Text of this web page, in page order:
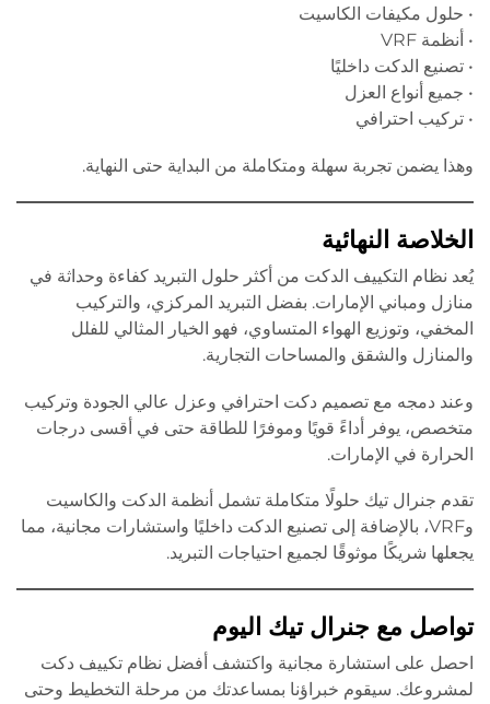
• حلول مكيفات الكاسيت
• أنظمة VRF
• تصنيع الدكت داخليًا
• جميع أنواع العزل
• تركيب احترافي
وهذا يضمن تجربة سهلة ومتكاملة من البداية حتى النهاية.
الخلاصة النهائية
يُعد نظام التكييف الدكت من أكثر حلول التبريد كفاءة وحداثة في
منازل ومباني الإمارات. بفضل التبريد المركزي، والتركيب
المخفي، وتوزيع الهواء المتساوي، فهو الخيار المثالي للفلل
والمنازل والشقق والمساحات التجارية.
وعند دمجه مع تصميم دكت احترافي وعزل عالي الجودة وتركيب
متخصص، يوفر أداءً قويًا وموفرًا للطاقة حتى في أقسى درجات
الحرارة في الإمارات.
تقدم جنرال تيك حلولًا متكاملة تشمل أنظمة الدكت والكاسيت
وVRF، بالإضافة إلى تصنيع الدكت داخليًا واستشارات مجانية، مما
يجعلها شريكًا موثوقًا لجميع احتياجات التبريد.
تواصل مع جنرال تيك اليوم
احصل على استشارة مجانية واكتشف أفضل نظام تكييف دكت
لمشروعك. سيقوم خبراؤنا بمساعدتك من مرحلة التخطيط وحتى